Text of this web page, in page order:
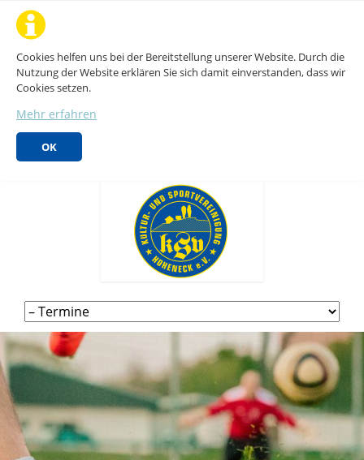
Cookies helfen uns bei der Bereitstellung unserer Website. Durch die
Nutzung der Website erklären Sie sich damit einverstanden, dass wir
Cookies setzen.
Mehr erfahren
OK
Navigation
überspringen